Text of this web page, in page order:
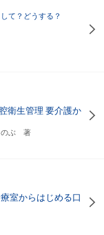
て？どうする？
衛生管理 要介護か
のぶ 著
室からはじめる口